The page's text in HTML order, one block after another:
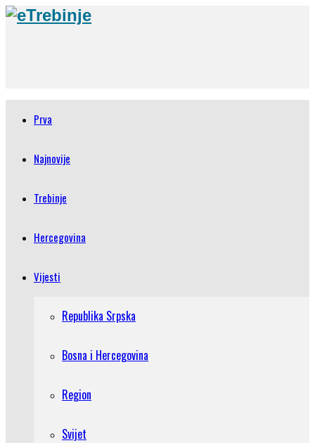
Prva
Najnovije
Trebinje
Hercegovina
Vijesti
Republika Srpska
Bosna i Hercegovina
Region
Svijet